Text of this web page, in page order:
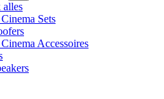
Sets
Accessoires